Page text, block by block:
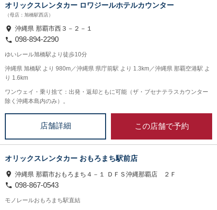
オリックスレンタカー ロワジールホテルカウンター
（母店：旭橋駅西店）
沖縄県 那覇市西３－２－１
098-894-2290
ゆいレール旭橋駅より徒歩10分
沖縄県 旭橋駅 より 980m／沖縄県 県庁前駅 より 1.3km／沖縄県 那覇空港駅 よ
り 1.6km
ワンウェイ・乗り捨て：出発・返却ともに可能（ザ・ブセナテラスカウンター
除く沖縄本島内のみ）。
店舗詳細 この店舗で予約
オリックスレンタカー おもろまち駅前店
沖縄県 那覇市おもろまち４－１ ＤＦＳ沖縄那覇店 ２Ｆ
098-867-0543
モノレールおもろまち駅直結